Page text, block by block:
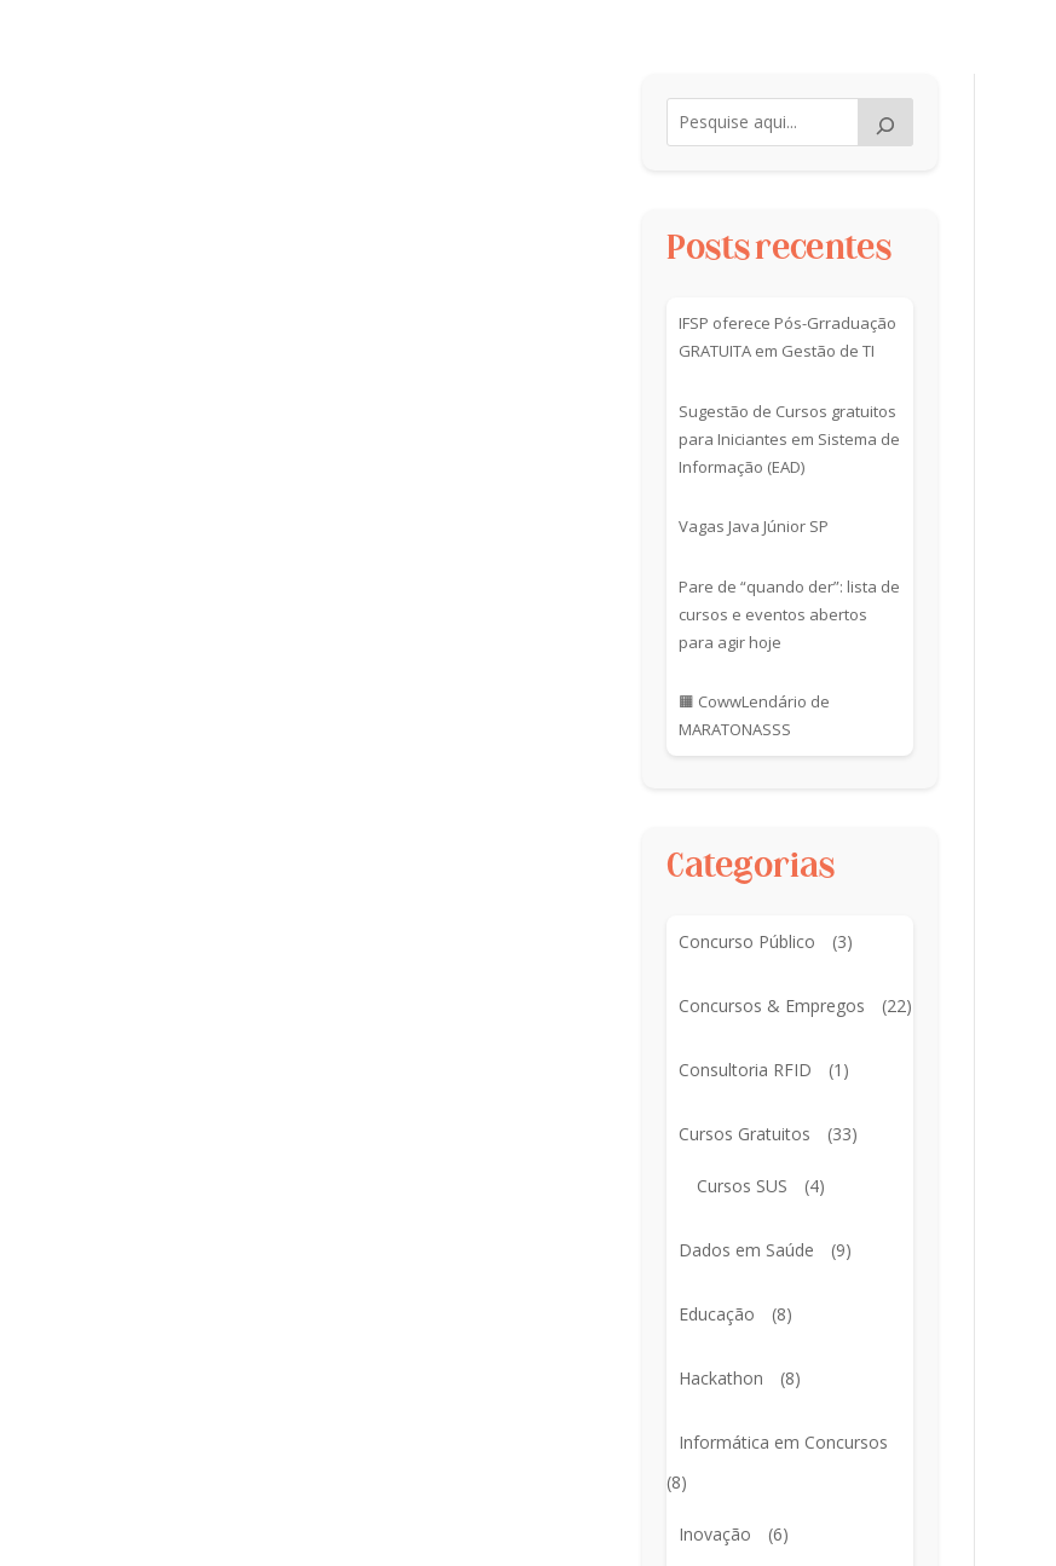
Posts recentes
IFSP oferece Pós-Grraduação
GRATUITA em Gestão de TI
Sugestão de Cursos gratuitos
para Iniciantes em Sistema de
Informação (EAD)
Vagas Java Júnior SP
Pare de “quando der”: lista de
cursos e eventos abertos
para agir hoje
🟧 CowwLendário de
MARATONASSS
Categorias
Concurso Público (3)
Concursos & Empregos (22)
Consultoria RFID (1)
Cursos Gratuitos (33)
Cursos SUS (4)
Dados em Saúde (9)
Educação (8)
Hackathon (8)
Informática em Concursos
(8)
Inovação (6)